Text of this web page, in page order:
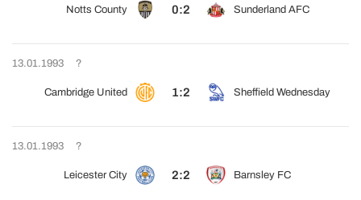
Notts County 0:2 Sunderland AFC
13.01.1993 ?
Cambridge United 1:2 Sheffield Wednesday
13.01.1993 ?
Leicester City 2:2 Barnsley FC